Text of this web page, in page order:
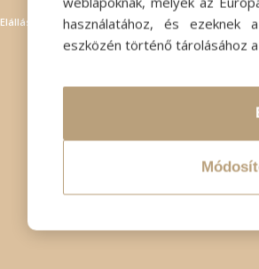
Elállás
használatához, és ezeknek
eszközén történő tárolásához